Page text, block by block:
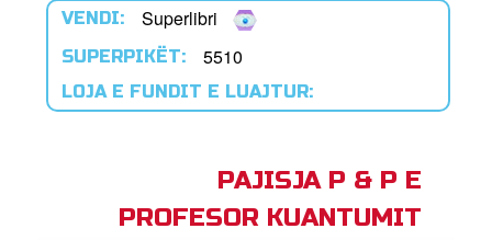
VENDI: Superlibri
SUPERPIKËT: 5510
LOJA E FUNDIT E LUAJTUR:
PAJISJA P & P E
PROFESOR KUANTUMIT